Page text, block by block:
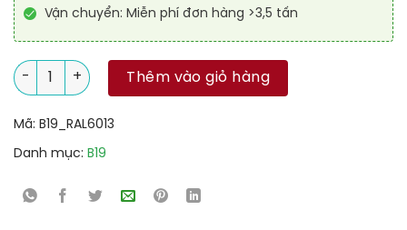
Vận chuyển: Miễn phí đơn hàng >3,5 tấn
Sơn sàn nhà để xe PU tự san RAL GARAGE SHIELD SL 6013 số
Thêm vào giỏ hàng
Mã: B19_RAL6013
Danh mục: B19